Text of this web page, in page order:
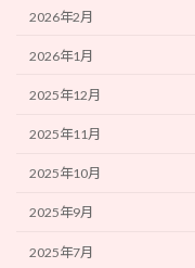
2026年2月
2026年1月
2025年12月
2025年11月
2025年10月
2025年9月
2025年7月